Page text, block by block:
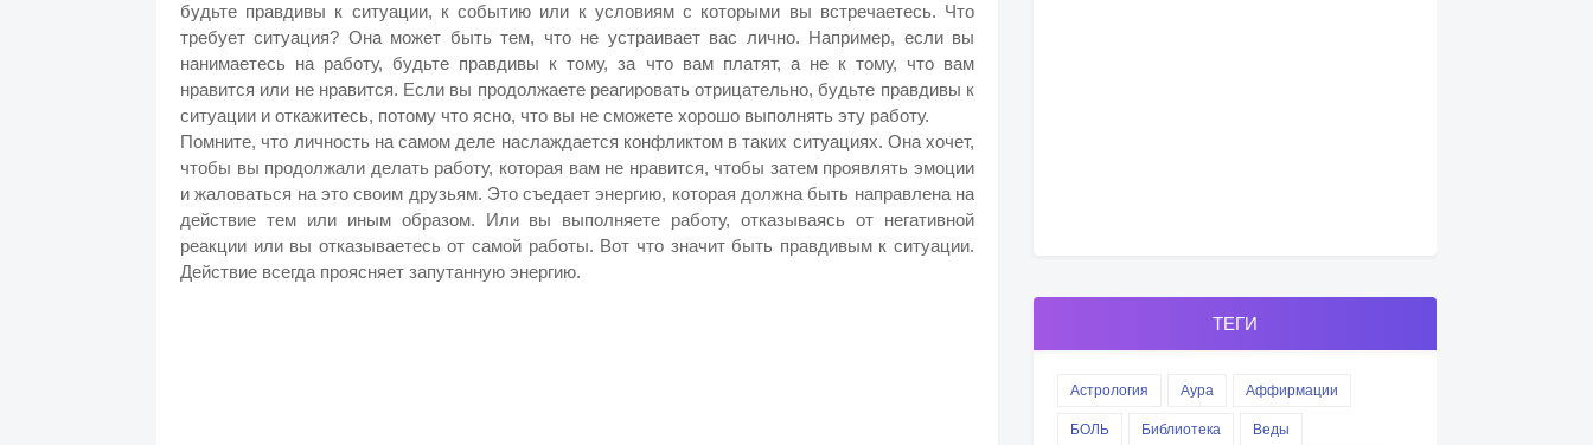
будьте правдивы к ситуации, к событию или к условиям с которыми вы встречаетесь. Что
требует ситуация? Она может быть тем, что не устраивает вас лично. Например, если вы
нанимаетесь на работу, будьте правдивы к тому, за что вам платят, а не к тому, что вам
нравится или не нравится. Если вы продолжаете реагировать отрицательно, будьте правдивы к
ситуации и откажитесь, потому что ясно, что вы не сможете хорошо выполнять эту работу.
Помните, что личность на самом деле наслаждается конфликтом в таких ситуациях. Она хочет,
чтобы вы продолжали делать работу, которая вам не нравится, чтобы затем проявлять эмоции
и жаловаться на это своим друзьям. Это съедает энергию, которая должна быть направлена на
действие тем или иным образом. Или вы выполняете работу, отказываясь от негативной
реакции или вы отказываетесь от самой работы. Вот что значит быть правдивым к ситуации.
Действие всегда проясняет запутанную энергию.
ТЕГИ
Астрология Аура
Аффирмации
БОЛЬ
Библиотека
Веды